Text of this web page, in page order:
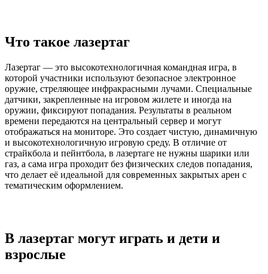
Что такое лазертаг
Лазертаг — это высокотехнологичная командная игра, в
которой участники используют безопасное электронное
оружие, стреляющее инфракрасными лучами. Специальные
датчики, закрепленные на игровом жилете и иногда на
оружии, фиксируют попадания. Результаты в реальном
времени передаются на центральный сервер и могут
отображаться на мониторе. Это создает чистую, динамичную
и высокотехнологичную игровую среду. В отличие от
страйкбола и пейнтбола, в лазертаге не нужны шарики или
газ, а сама игра проходит без физических следов попадания,
что делает её идеальной для современных закрытых арен с
тематическим оформлением.
В лазертаг могут играть и дети и
взрослые